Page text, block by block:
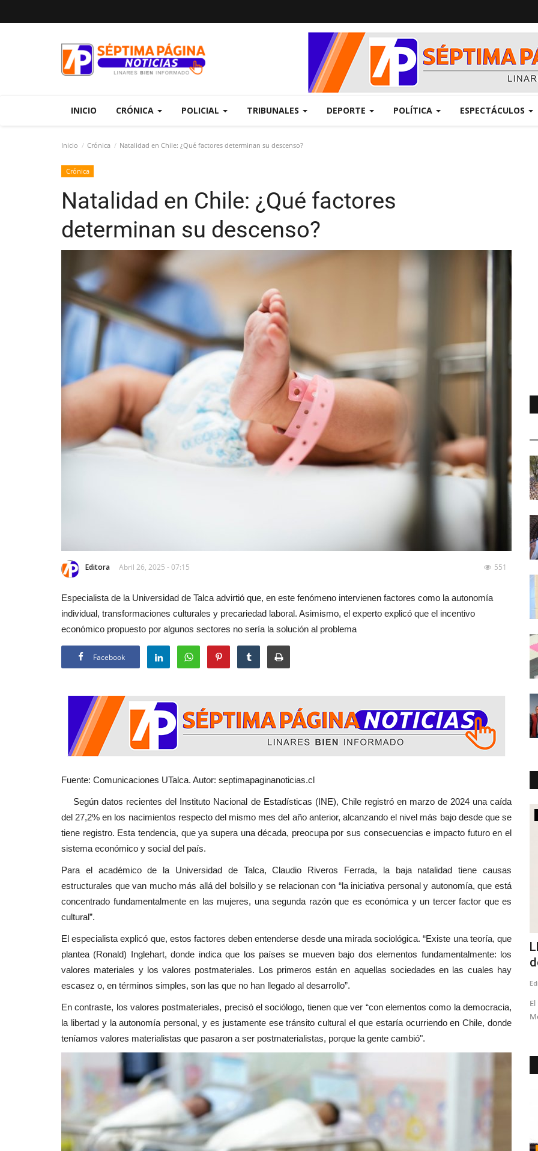
INICIO CRÓNICA POLICIAL TRIBUNALES DEPORTE POLÍTICA ESPECTÁCULOS
Inicio Crónica Natalidad en Chile: ¿Qué factores determinan su descenso?
Crónica
Natalidad en Chile: ¿Qué factores
determinan su descenso?
Editora Abril 26, 2025 - 07:15 551
Especialista de la Universidad de Talca advirtió que, en este fenómeno intervienen factores como la autonomía
individual, transformaciones culturales y precariedad laboral. Asimismo, el experto explicó que el incentivo
económico propuesto por algunos sectores no sería la solución al problema
Facebook
Fuente: Comunicaciones UTalca. Autor: septimapaginanoticias.cl
Según datos recientes del Instituto Nacional de Estadísticas (INE), Chile registró en marzo de 2024 una caída
del 27,2% en los nacimientos respecto del mismo mes del año anterior, alcanzando el nivel más bajo desde que se
tiene registro. Esta tendencia, que ya supera una década, preocupa por sus consecuencias e impacto futuro en el
sistema económico y social del país.
Para el académico de la Universidad de Talca, Claudio Riveros Ferrada, la baja natalidad tiene causas
estructurales que van mucho más allá del bolsillo y se relacionan con “la iniciativa personal y autonomía, que está
concentrado fundamentalmente en las mujeres, una segunda razón que es económica y un tercer factor que es
cultural”.
El especialista explicó que, estos factores deben entenderse desde una mirada sociológica. “Existe una teoría, que
plantea (Ronald) Inglehart, donde indica que los países se mueven bajo dos elementos fundamentalmente: los
valores materiales y los valores postmateriales. Los primeros están en aquellas sociedades en las cuales hay
escasez o, en términos simples, son las que no han llegado al desarrollo”.
En contraste, los valores postmateriales, precisó el sociólogo, tienen que ver “con elementos como la democracia,
la libertad y la autonomía personal, y es justamente ese tránsito cultural el que estaría ocurriendo en Chile, donde
teníamos valores materialistas que pasaron a ser postmaterialistas, porque la gente cambió".
Marcelo
el delito de injurias y
Deporte
Avanza construcción del polideportivo
de Yerbas Buenas
Editora Enero 7, 2026 767
La obra tiene un avance físico del 58 por ciento. Inversión de
Espectáculos
Llega el Tomo IV de las “Las Crónicas
de Linares”
Editora Julio 24, 2026
El profesor, columnista e investigador Manuel Quevedo